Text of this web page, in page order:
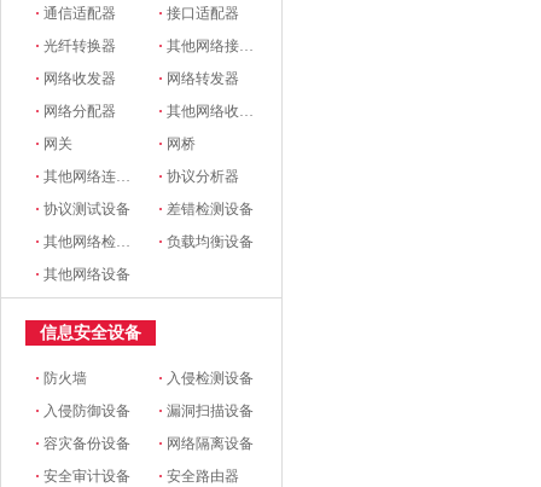
·通信适配器 ·接口适配器
·光纤转换器 ·其他网络接口和适配器
· 网络收发器 · 网络转发器
· 网络分配器 ·其他网络收发设备
· 网关 · 网桥
·其他网络连接设备 ·协议分析器
·协议测试设备 · 差错检测设备
·其他网络检测设备 ·负载均衡设备
·其他网络设备
信息安全设备
· 防火墙 · 入侵检测设备
· 入侵防御设备 ·漏洞扫描设备
·容灾备份设备 · 网络隔离设备
·安全审计设备 ·安全路由器